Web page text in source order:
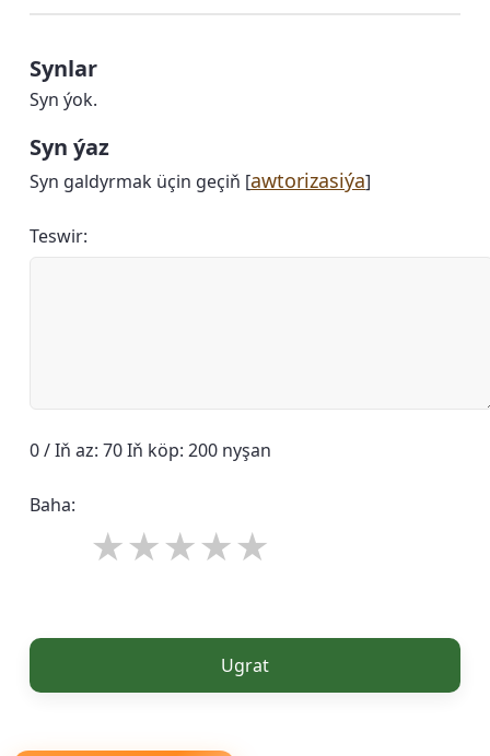
Synlar
Syn ýok.
Syn ýaz
Syn galdyrmak üçin geçiň [awtorizasiýa]
Teswir:
0 / Iň az: 70 Iň köp: 200 nyşan
Baha:
Ugrat